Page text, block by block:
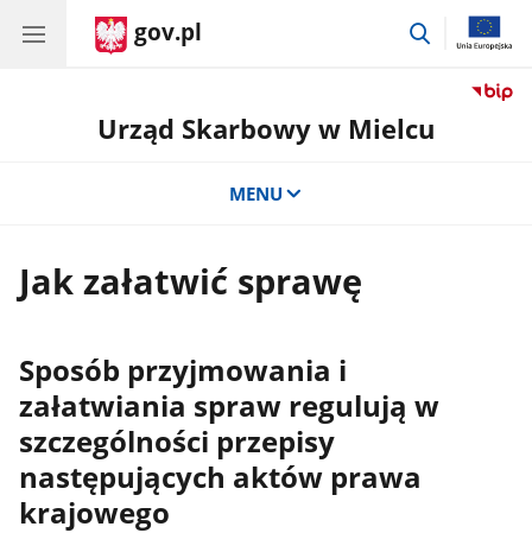
gov.pl
przejdź
Urząd Skarbowy w Mielcu
MENU
Jak załatwić sprawę
Sposób przyjmowania i
załatwiania spraw regulują w
szczególności przepisy
następujących aktów prawa
krajowego